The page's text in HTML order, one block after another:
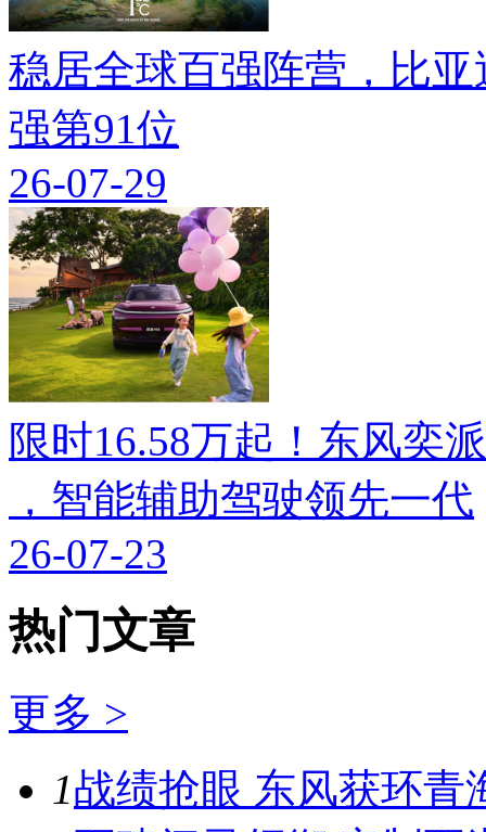
稳居全球百强阵营，比
强第91位
26-07-29
限时16.58万起！东风奕
，智能辅助驾驶领先一代
26-07-23
热门文章
更多 >
1战绩抢眼 东风获环青